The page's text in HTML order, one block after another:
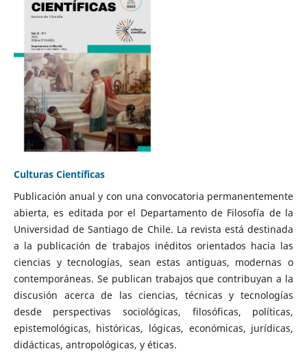
Culturas Científicas
Publicación anual y con una convocatoria permanentemente
abierta, es editada por el Departamento de Filosofía de la
Universidad de Santiago de Chile. La revista está destinada
a la publicación de trabajos inéditos orientados hacia las
ciencias y tecnologías, sean estas antiguas, modernas o
contemporáneas. Se publican trabajos que contribuyan a la
discusión acerca de las ciencias, técnicas y tecnologías
desde perspectivas sociológicas, filosóficas, políticas,
epistemológicas, históricas, lógicas, económicas, jurídicas,
didácticas, antropológicas, y éticas.